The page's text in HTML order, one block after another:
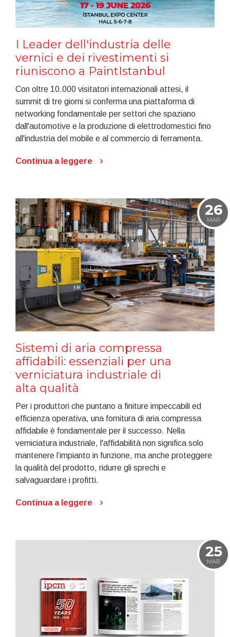
I Leader dell'industria delle
vernici e dei rivestimenti si
riuniscono a PaintIstanbul
Con oltre 10.000 visitatori internazionali attesi, il
summit di tre giorni si conferma una piattaforma di
networking fondamentale per settori che spaziano
dall'automotive e la produzione di elettrodomestici fino
all'industria del mobile e al commercio di ferramenta.
Continua a leggere
26
MAR
Sistemi di aria compressa
affidabili: essenziali per una
verniciatura industriale di
alta qualità
Per i produttori che puntano a finiture impeccabili ed
efficienza operativa, una fornitura di aria compressa
affidabile è fondamentale per il successo. Nella
verniciatura industriale, l'affidabilità non significa solo
mantenere l’impianto in funzione, ma anche proteggere
la qualità del prodotto, ridurre gli sprechi e
salvaguardare i profitti.
Continua a leggere
25
MAR